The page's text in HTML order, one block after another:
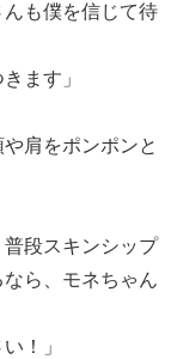
も僕を信じて待
ます」
肩をポンポンと
普段スキンシップ
ら、モネちゃん
！」